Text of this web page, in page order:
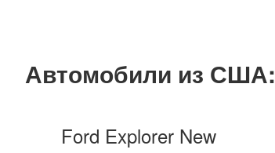
Автомобили из США:
Ford Explorer New